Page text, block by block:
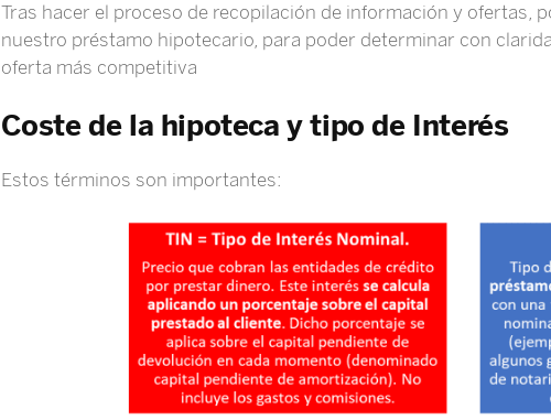
Tras hacer el proceso de recopilación de información y ofertas,
nuestro préstamo hipotecario, para poder determinar con
oferta más competitiva
Coste de la hipoteca y tipo de Interés
Estos términos son importantes: